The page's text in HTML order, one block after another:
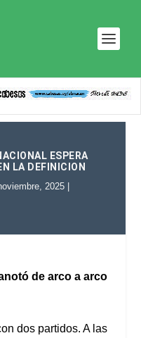
ESPERA
LA DEFINICION
2025
de arco a arco
dos partidos. A las